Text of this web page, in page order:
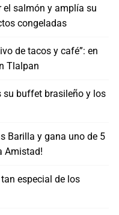
el salmón y amplía su
congeladas
de tacos y café”: en
Tlalpan
su buffet brasileño y los
Barilla y gana uno de 5
Amistad!
especial de los